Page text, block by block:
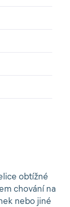
obtížné
chování na
nebo jiné